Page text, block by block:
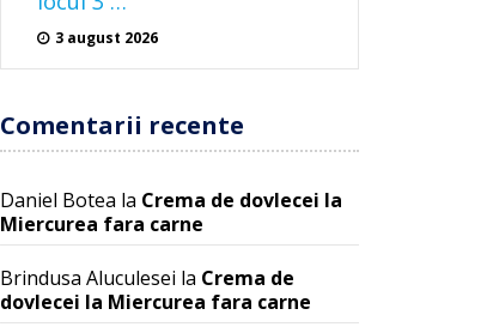
3 august 2026
Comentarii recente
Daniel Botea la Crema de dovlecei la
Miercurea fara carne
Brindusa Aluculesei la Crema de
dovlecei la Miercurea fara carne